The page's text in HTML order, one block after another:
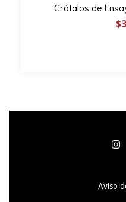
Crótalos de
Aviso